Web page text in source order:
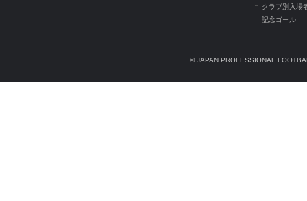
クラブ別入場
記念ゴール
© JAPAN PROFESSIONAL